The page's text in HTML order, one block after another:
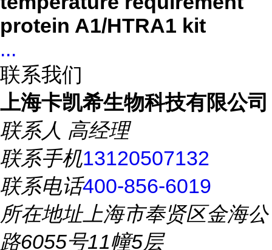
protein A1/HTRA1 kit
...
联系我们
上海卡凯希生物科技有限公司
联系人 高经理
联系手机13120507132
联系电话400-856-6019
所在地址上海市奉贤区金海公
路6055号11幢5层